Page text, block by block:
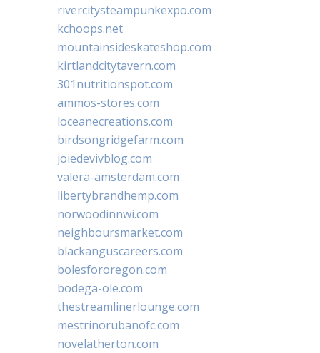
rivercitysteampunkexpo.com
kchoops.net
mountainsideskateshop.com
kirtlandcitytavern.com
301nutritionspot.com
ammos-stores.com
loceanecreations.com
birdsongridgefarm.com
joiedevivblog.com
valera-amsterdam.com
libertybrandhemp.com
norwoodinnwi.com
neighboursmarket.com
blackanguscareers.com
bolesfororegon.com
bodega-ole.com
thestreamlinerlounge.com
mestrinorubanofc.com
novelatherton.com